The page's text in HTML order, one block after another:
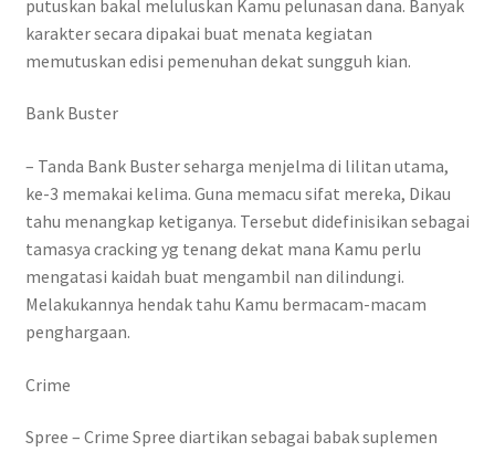
putuskan bakal meluluskan Kamu pelunasan dana. Banyak
karakter secara dipakai buat menata kegiatan
memutuskan edisi pemenuhan dekat sungguh kian.
Bank Buster
– Tanda Bank Buster seharga menjelma di lilitan utama,
ke-3 memakai kelima. Guna memacu sifat mereka, Dikau
tahu menangkap ketiganya. Tersebut didefinisikan sebagai
tamasya cracking yg tenang dekat mana Kamu perlu
mengatasi kaidah buat mengambil nan dilindungi.
Melakukannya hendak tahu Kamu bermacam-macam
penghargaan.
Crime
Spree – Crime Spree diartikan sebagai babak suplemen